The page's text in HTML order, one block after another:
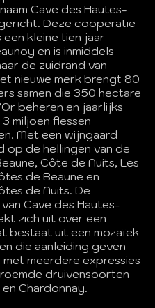
Cave des Hautes-
Deze coöperatie
een kleine tien jaar
en is inmiddels
de zuidrand van
nieuwe merk brengt 80
samen die 350 hectare
beheren en jaarlijks
miljoen flessen
Met een wijngaard
op de hellingen van de
Côte de Nuits, Les
de Beaune en
de Nuits. De
Cave des Hautes-
zich uit over een
bestaat uit een mozaïek
die aanleiding geven
meerdere expressies
druivensoorten
Chardonnay.